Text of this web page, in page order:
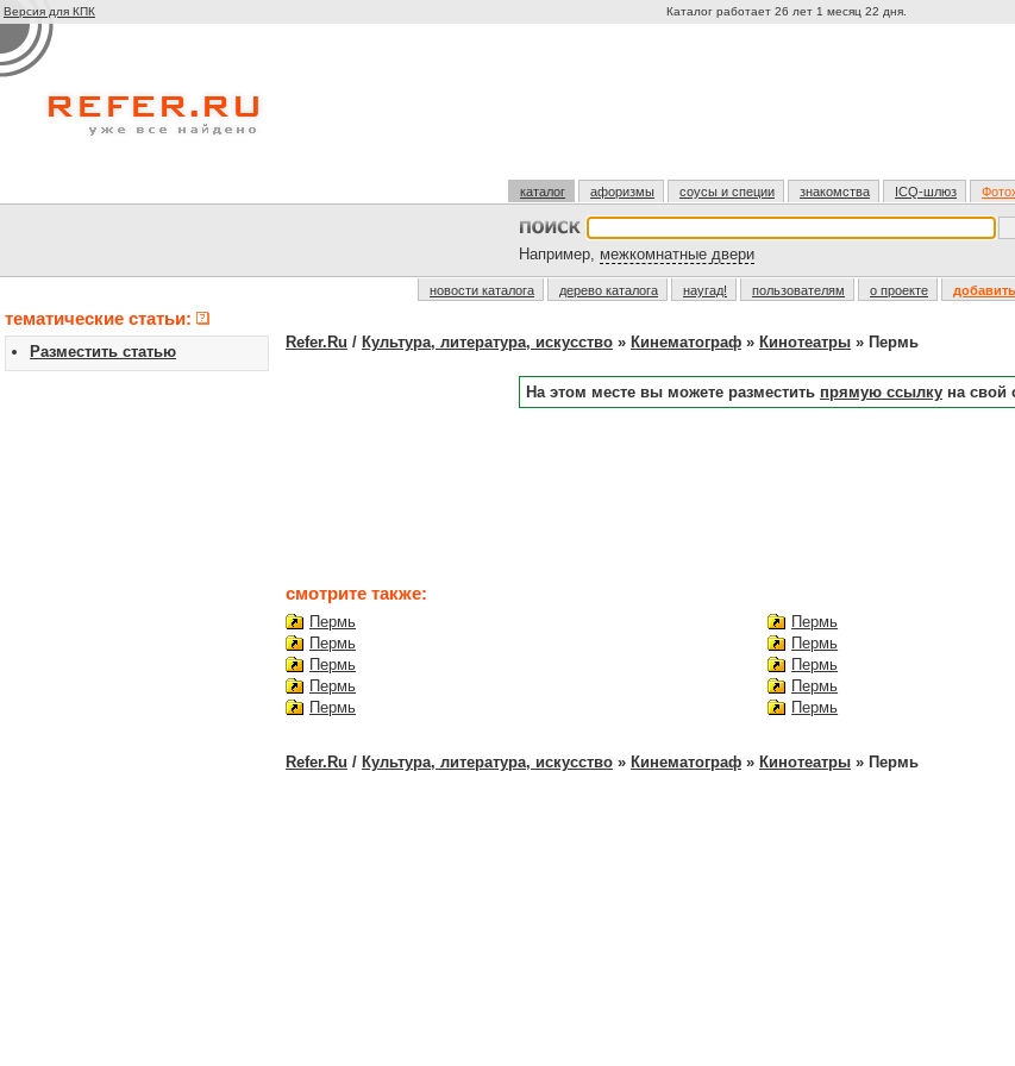
Версия для КПК Каталог работает 26 лет 1 месяц 22 дня.
каталог афоризмы соусы и специи знакомства ICQ-шлюз
Например, межкомнатные двери
новости каталога дерево каталога наугад! пользователям о проекте
тематические статьи:
Разместить статью
Refer.Ru / Культура, литература, искусство » Кинематограф » Кинотеатры » Пермь
На этом месте вы можете разместить прямую ссылку на свой
смотрите также:
Пермь
Пермь
Пермь
Пермь
Пермь
Пермь
Пермь
Пермь
Пермь
Пермь
Refer.Ru / Культура, литература, искусство » Кинематограф » Кинотеатры » Пермь